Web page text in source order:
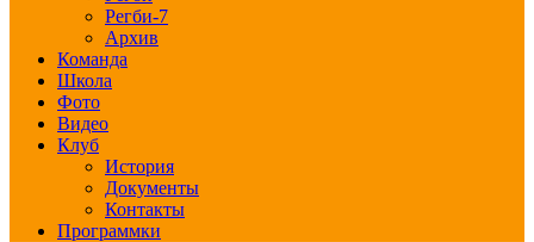
Регби-7
Архив
Команда
Школа
Фото
Видео
Клуб
История
Документы
Контакты
Программки